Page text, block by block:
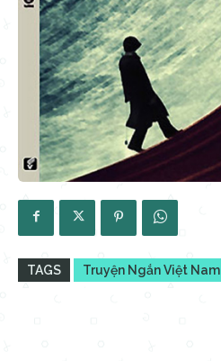
TAGS Truyện Ngắn Việt Nam